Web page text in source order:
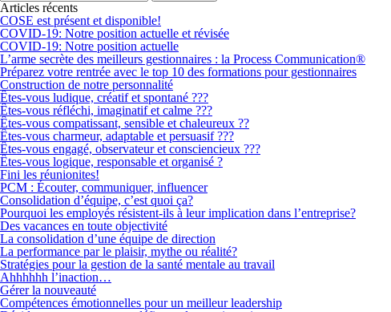
Articles récents
COSE est présent et disponible!
COVID-19: Notre position actuelle et révisée
COVID-19: Notre position actuelle
L’arme secrète des meilleurs gestionnaires : la Process Communication®
Préparez votre rentrée avec le top 10 des formations pour gestionnaires
Construction de notre personnalité
Êtes-vous ludique, créatif et spontané ???
Êtes-vous réfléchi, imaginatif et calme ???
Êtes-vous compatissant, sensible et chaleureux ??
Êtes-vous charmeur, adaptable et persuasif ???
Êtes-vous engagé, observateur et consciencieux ???
Êtes-vous logique, responsable et organisé ?
Fini les réunionites!
PCM : Écouter, communiquer, influencer
Consolidation d’équipe, c’est quoi ça?
Pourquoi les employés résistent-ils à leur implication dans l’entreprise?
Des vacances en toute objectivité
La consolidation d’une équipe de direction
La performance par le plaisir, mythe ou réalité?
Stratégies pour la gestion de la santé mentale au travail
Ahhhhhh l’inaction…
Gérer la nouveauté
Compétences émotionnelles pour un meilleur leadership